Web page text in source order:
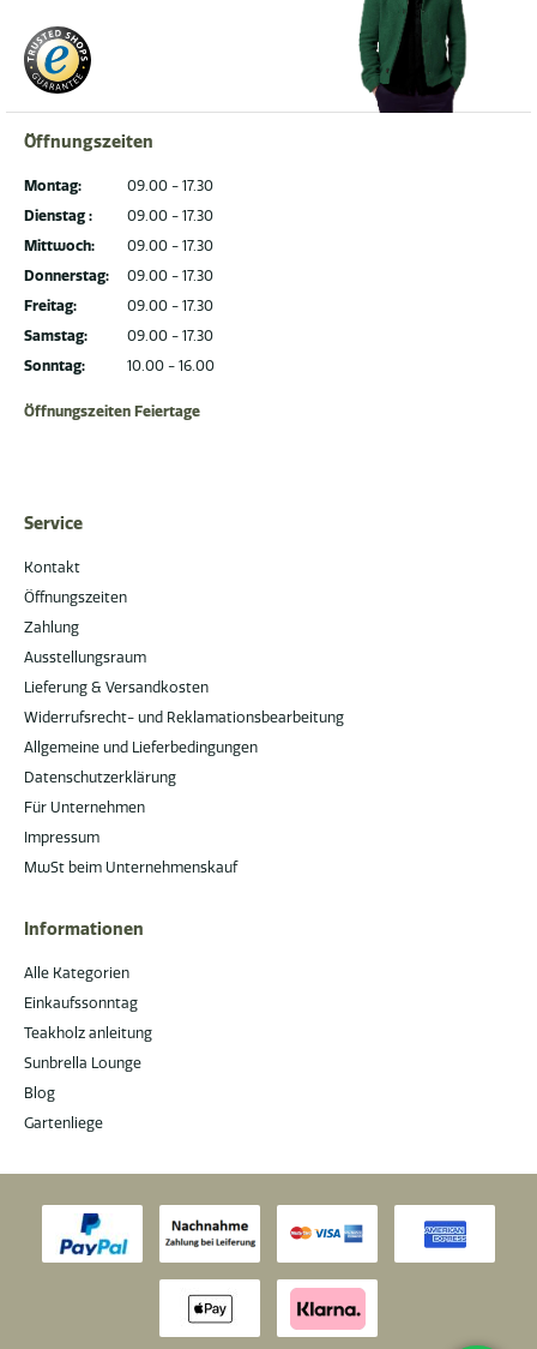
Öffnungszeiten
Montag:
Dienstag :
Mittwoch:
Donnerstag:
Freitag:
Samstag:
Sonntag:
09.00 - 17.30
09.00 - 17.30
09.00 - 17.30
09.00 - 17.30
09.00 - 17.30
09.00 - 17.30
10.00 - 16.00
Öffnungszeiten Feiertage
Service
Kontakt
Öffnungszeiten
Zahlung
Ausstellungsraum
Lieferung & Versandkosten
Widerrufsrecht- und Reklamationsbearbeitung
Allgemeine und Lieferbedingungen
Datenschutzerklärung
Für Unternehmen
Impressum
MwSt beim Unternehmenskauf
Informationen
Alle Kategorien
Einkaufssonntag
Teakholz anleitung
Sunbrella Lounge
Blog
Gartenliege